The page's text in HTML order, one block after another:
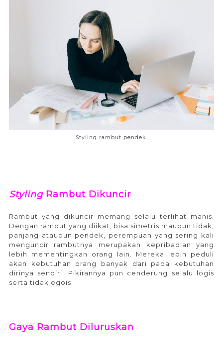
Styling rambut pendek.
StylingRambut Dikuncir
Rambut yang dikuncir memang selalu terlihat manis.
Dengan rambut yang diikat, bisa simetris maupun tidak,
panjang ataupun pendek, perempuan yang sering kali
menguncir rambutnya merupakan kepribadian yang
lebih mementingkan orang lain. Mereka lebih peduli
akan kebutuhan orang banyak dari pada kebutuhan
dirinya sendiri. Pikirannya pun cenderung selalu logis
serta tidak egois.
Gaya Rambut Diluruskan